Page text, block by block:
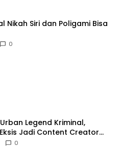
Nikah Siri dan Poligami Bisa
0
Legend Kriminal,
Jadi Content Creator
0